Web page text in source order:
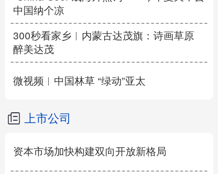
中国纳个凉
300秒看家乡︱内蒙古达茂旗：诗画草原
醉美达茂
微视频︱中国林草 “绿动”亚太
上市公司
资本市场加快构建双向开放新格局